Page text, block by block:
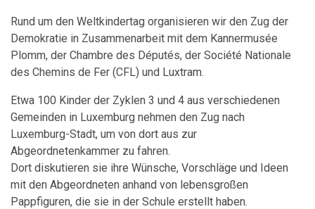
Rund um den Weltkindertag organisieren wir den Zug der
Demokratie in Zusammenarbeit mit dem Kannermusée
Plomm, der Chambre des Députés, der Société Nationale
des Chemins de Fer (CFL) und Luxtram.
Etwa 100 Kinder der Zyklen 3 und 4 aus verschiedenen
Gemeinden in Luxemburg nehmen den Zug nach
Luxemburg-Stadt, um von dort aus zur
Abgeordnetenkammer zu fahren.
Dort diskutieren sie ihre Wünsche, Vorschläge und Ideen
mit den Abgeordneten anhand von lebensgroßen
Pappfiguren, die sie in der Schule erstellt haben.